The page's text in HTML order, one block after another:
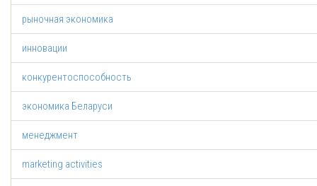
рыночная экономика
инновации
конкурентоспособность
экономика Беларуси
менеджмент
marketing activities